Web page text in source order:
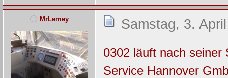
MrLemey Samstag, 3.
0302 läuft nach seiner
Service Hannover